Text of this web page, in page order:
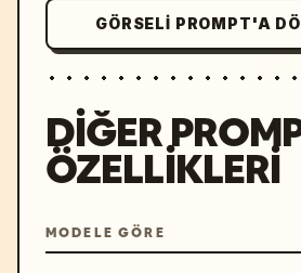
GÖRSELI PROMPT'A
DIĞER
ÖZELLIKLERI
MODELE GÖRE